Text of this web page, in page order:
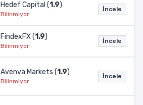
Hedef Capital (1.9)
Bilinmiyor
İncele
FindexFX (1.9)
Bilinmiyor
İncele
Avenva Markets (1.9)
Bilinmiyor
İncele